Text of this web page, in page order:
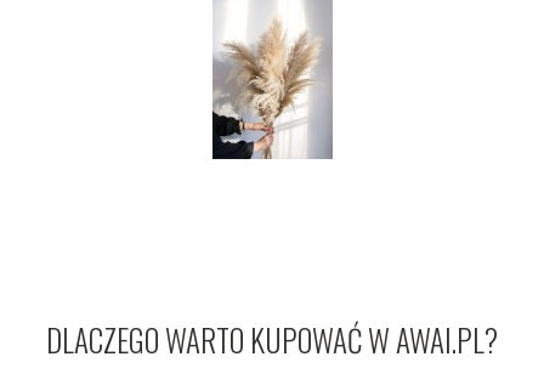
DLACZEGO WARTO KUPOWAĆ W AWAI.PL?